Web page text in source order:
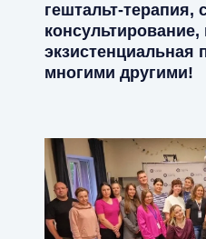
гештальт-терапия,
консультирование,
экзистенциальная
многими другими!